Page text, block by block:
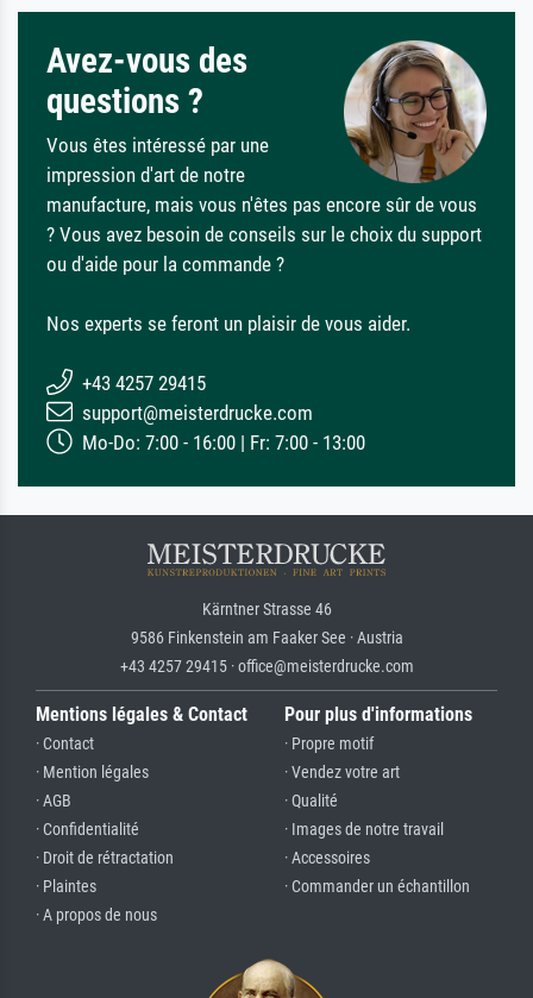
Avez-vous des
questions ?
Vous êtes intéressé par une
impression d'art de notre
manufacture, mais vous n'êtes pas encore sûr de vous
? Vous avez besoin de conseils sur le choix du support
ou d'aide pour la commande ?
Nos experts se feront un plaisir de vous aider.
+43 4257 29415
support@meisterdrucke.com
Mo-Do: 7:00 - 16:00 | Fr: 7:00 - 13:00
Kärntner Strasse 46
9586 Finkenstein am Faaker See · Austria
+43 4257 29415 · office@meisterdrucke.com
Mentions légales & Contact
· Contact
· Mention légales
· AGB
· Confidentialité
· Droit de rétractation
· Plaintes
· A propos de nous
Pour plus d'informations
· Propre motif
· Vendez votre art
· Qualité
· Images de notre travail
· Accessoires
· Commander un échantillon